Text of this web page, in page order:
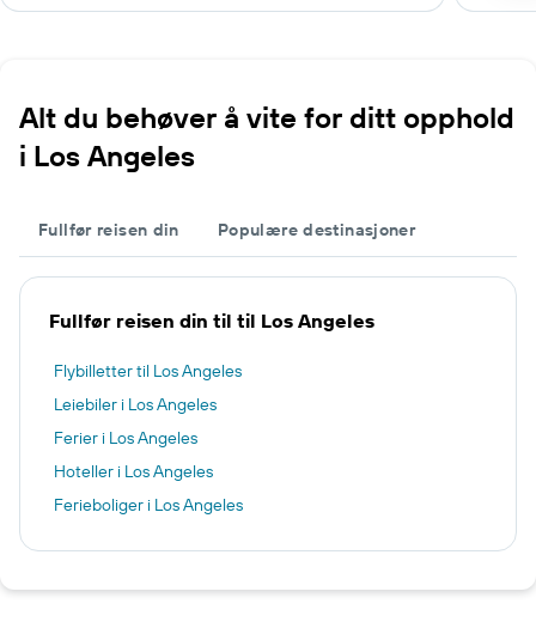
Alt du behøver å vite for ditt opphold
i Los Angeles
Fullfør reisen din Populære destinasjoner
Fullfør reisen din til til Los Angeles
Flybilletter til Los Angeles
Leiebiler i Los Angeles
Ferier i Los Angeles
Hoteller i Los Angeles
Ferieboliger i Los Angeles